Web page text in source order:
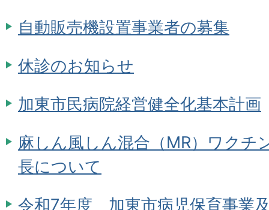
自動販売機設置事業者の募集
休診のお知らせ
加東市民病院経営健全化基本計画
麻しん風しん混合（MR）ワクチ
長について
令和7年度 加東市病児保育事業